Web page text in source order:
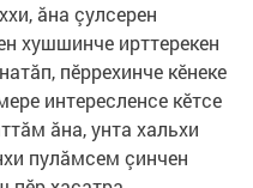
ăна çулсерен
хушшинче ирттерекен
пӗррехинче кӗнеке
интересленсе кӗтсе
ăна, унта хальхи
пулăмсем çинчен